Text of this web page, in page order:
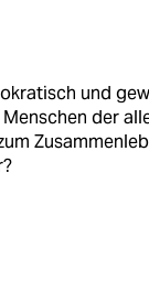
und
der